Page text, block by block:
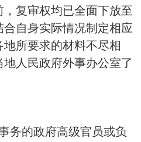
复审权均已全面下放至
自身实际情况制定相应
所要求的材料不尽相
人民政府外事办公室了
的政府高级官员或负